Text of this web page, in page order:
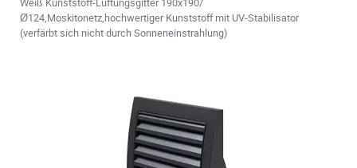
Weiß Kunststoff-Lüftungsgitter 190x190/
Ø124,Moskitonetz,hochwertiger Kunststoff mit UV-Stabilisator
(verfärbt sich nicht durch Sonneneinstrahlung)